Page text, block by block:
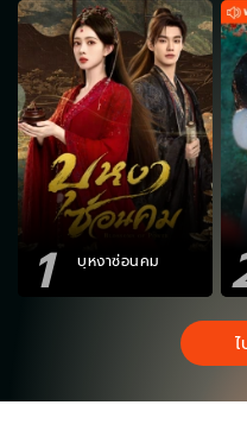
1 บุหงาซ่อนคม